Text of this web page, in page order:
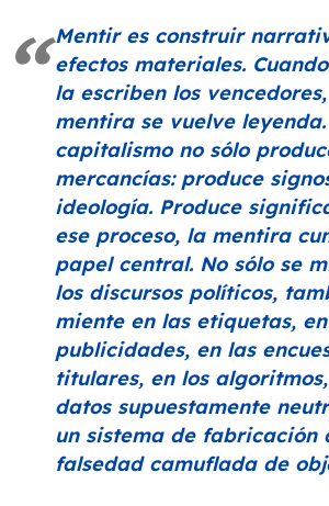
Mentir es construir
efectos materiales.
la escriben los
mentira se vuelve leyenda.
capitalismo no sólo
mercancías: produce
ideología. Produce
ese proceso, la mentira
papel central. No sólo se
los discursos políticos,
miente en las etiquetas,
publicidades, en las
titulares, en los
datos supuestamente
un sistema de fabricación
falsedad camuflada de